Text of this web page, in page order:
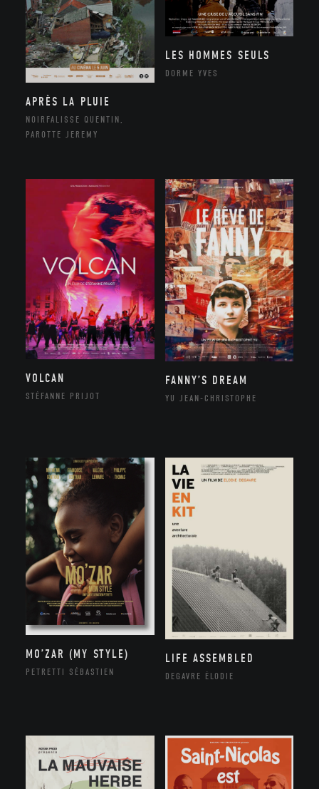
APRÈS LA PLUIE
NOIRFALISSE QUENTIN,
PAROTTE JEREMY
LES HOMMES SEULS
DORME YVES
VOLCAN
STÉFANNE PRIJOT
FANNY’S DREAM
YU JEAN-CHRISTOPHE
MO’ZAR (MY STYLE)
PETRETTI SÉBASTIEN
LIFE ASSEMBLED
DEGAVRE ÉLODIE